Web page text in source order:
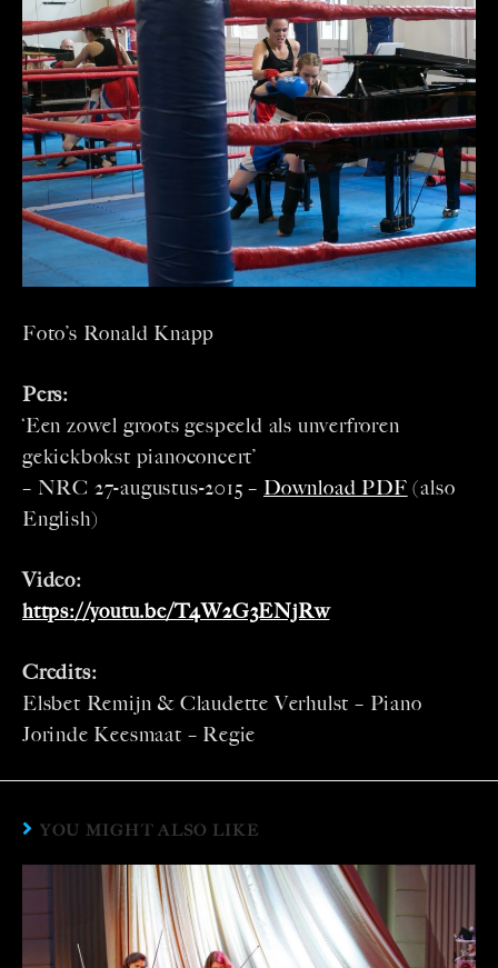
Foto’s Ronald Knapp
Pers:
‘Een zowel groots gespeeld als unverfroren
gekickbokst pianoconcert’
– NRC 27-augustus-2015 – Download PDF (also
English)
Video:
https://youtu.be/T4W2G3ENjRw
Credits:
Elsbet Remijn & Claudette Verhulst – Piano
Jorinde Keesmaat – Regie
YOU MIGHT ALSO LIKE